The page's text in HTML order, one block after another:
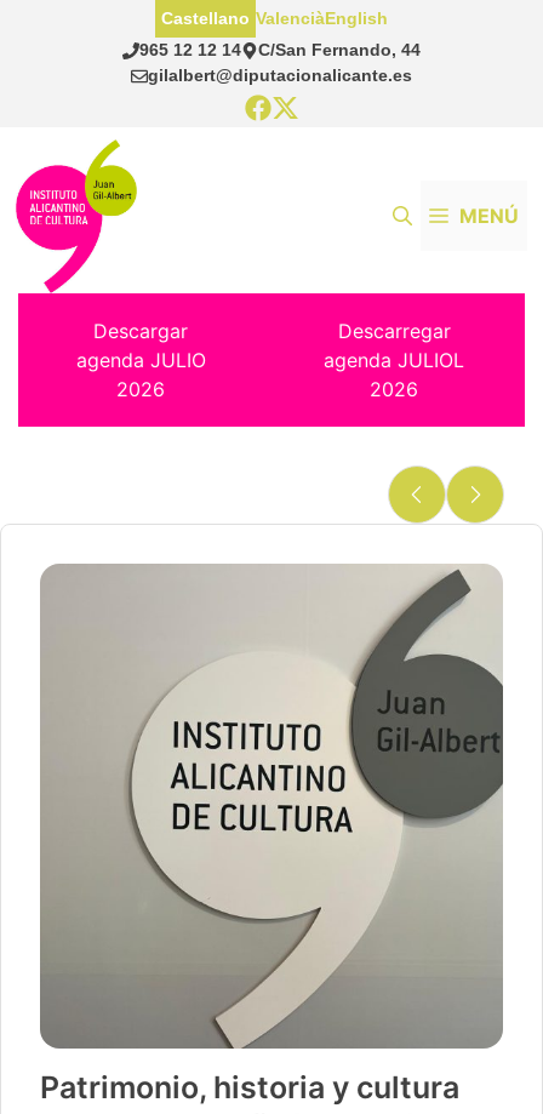
965 12 12 14
C/San Fernando, 44
gilalbert@diputacionalicante.es
Castellano ValenciàEnglish
MENÚ
Descargar
agenda JULIO
2026
Descarregar
agenda JULIOL
2026
Patrimonio, historia y cultura